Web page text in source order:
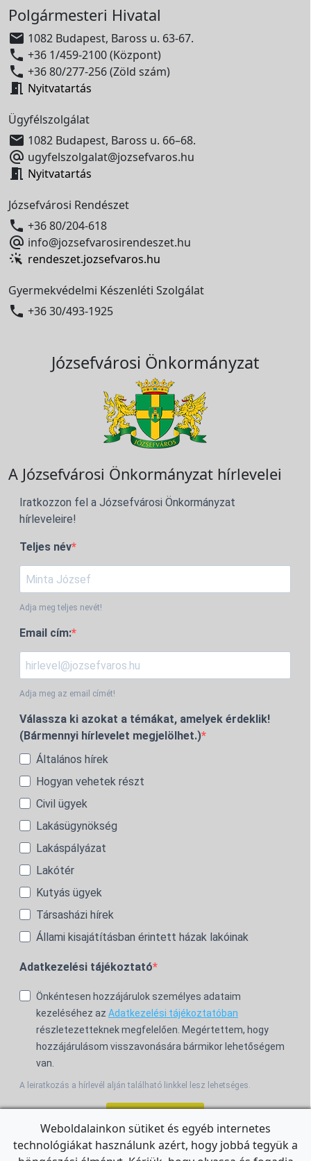
Polgármesteri Hivatal
 1082 Budapest, Baross u. 63-67.
 +36 1/459-2100 (Központ)
 +36 80/277-256 (Zöld szám)
 Nyitvatartás
Ügyfélszolgálat
 1082 Budapest, Baross u. 66–68.
 ugyfelszolgalat@jozsefvaros.hu
 Nyitvatartás
Józsefvárosi Rendészet
 +36 80/204-618
 info@jozsefvarosirendeszet.hu
rendeszet.jozsefvaros.hu
Gyermekvédelmi Készenléti Szolgálat
 +36 30/493-1925
Józsefvárosi Önkormányzat
A Józsefvárosi Önkormányzat hírlevelei
Iratkozzon fel a Józsefvárosi Önkormányzat
hírleveleire!
Teljes név
Adja meg teljes nevét!
Email cím:
Adja meg az email címét!
Válassza ki azokat a témákat, amelyek érdeklik!
(Bármennyi hírlevelet megjelölhet.)
Általános hírek
Hogyan vehetek részt
Civil ügyek
Lakásügynökség
Lakáspályázat
Lakótér
Kutyás ügyek
Társasházi hírek
Állami kisajátításban érintett házak lakóinak
Adatkezelési tájékoztató
Önkéntesen hozzájárulok személyes adataim
kezeléséhez az Adatkezelési tájékoztatóban
részletezetteknek megfelelően. Megértettem, hogy
hozzájárulásom visszavonására bármikor lehetőségem
van.
A leiratkozás a hírlevél alján található linkkel lesz lehetséges.
For the English Newsletter, clickHERE.
Weboldalainkon sütiket és egyéb internetes
technológiákat használunk azért, hogy jobbá tegyük a